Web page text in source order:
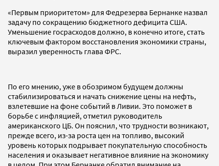
«Первым приоритетом» для Федрезерва Бернанке назвал
задачу по сокращению бюджетного дефицита США.
Уменьшение госрасходов должно, в конечно итоге, стать
ключевым фактором восстановления экономики страны,
выразил уверенность глава ФРС.
По его мнению, уже в обозримом будущем должны
стабилизироваться и начать снижение цены на нефть,
взлетевшие на фоне событий в Ливии. Это поможет в
борьбе с инфляцией, отметил руководитель
американского ЦБ. Он пояснил, что трудности возникают,
прежде всего, из-за роста цен на топливо, высокий
уровень которых подрывает покупательную способность
населения и оказывает негативное влияние на экономику